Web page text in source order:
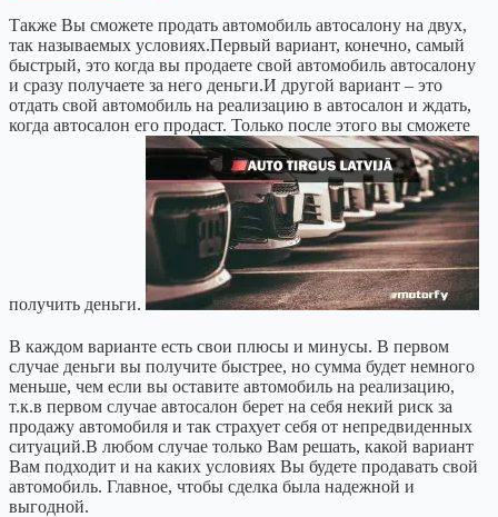
Также Вы сможете продать автомобиль автосалону на двух,
так называемых условиях.Первый вариант, конечно, самый
быстрый, это когда вы продаете свой автомобиль автосалону
и сразу получаете за него деньги.И другой вариант – это
отдать свой автомобиль на реализацию в автосалон и ждать,
когда автосалон его продаст. Только после этого вы сможете
получить деньги.
В каждом варианте есть свои плюсы и минусы. В первом
случае деньги вы получите быстрее, но сумма будет немного
меньше, чем если вы оставите автомобиль на реализацию,
т.к.в первом случае автосалон берет на себя некий риск за
продажу автомобиля и так страхует себя от непредвиденных
ситуаций.В любом случае только Вам решать, какой вариант
Вам подходит и на каких условиях Вы будете продавать свой
автомобиль. Главное, чтобы сделка была надежной и
выгодной.